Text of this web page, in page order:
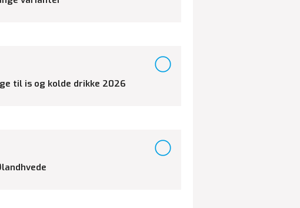
til is og kolde drikke 2026